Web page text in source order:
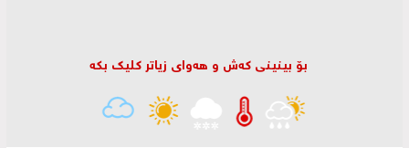
بۆ بینینی كه‌ش و هه‌وای زیاتر كلیك بكه‌